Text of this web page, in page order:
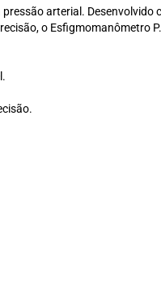
arterial.
o Esfigmomanômetro